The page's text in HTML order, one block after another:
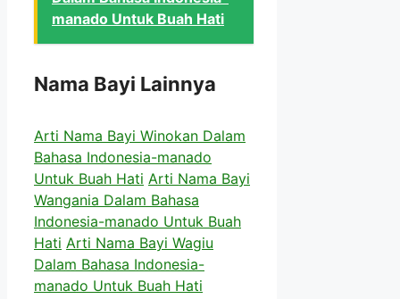
manado Untuk Buah Hati
Nama Bayi Lainnya
Arti Nama Bayi Winokan Dalam
Bahasa Indonesia-manado
Untuk Buah Hati Arti Nama Bayi
Wangania Dalam Bahasa
Indonesia-manado Untuk Buah
Hati Arti Nama Bayi Wagiu
Dalam Bahasa Indonesia-
manado Untuk Buah Hati